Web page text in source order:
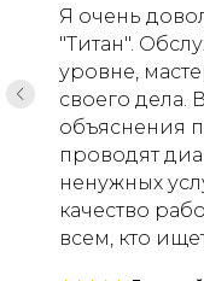
Я очень
"Титан".
уровне,
своего дела.
объяснения
проводят
ненужных
качество
всем, кто